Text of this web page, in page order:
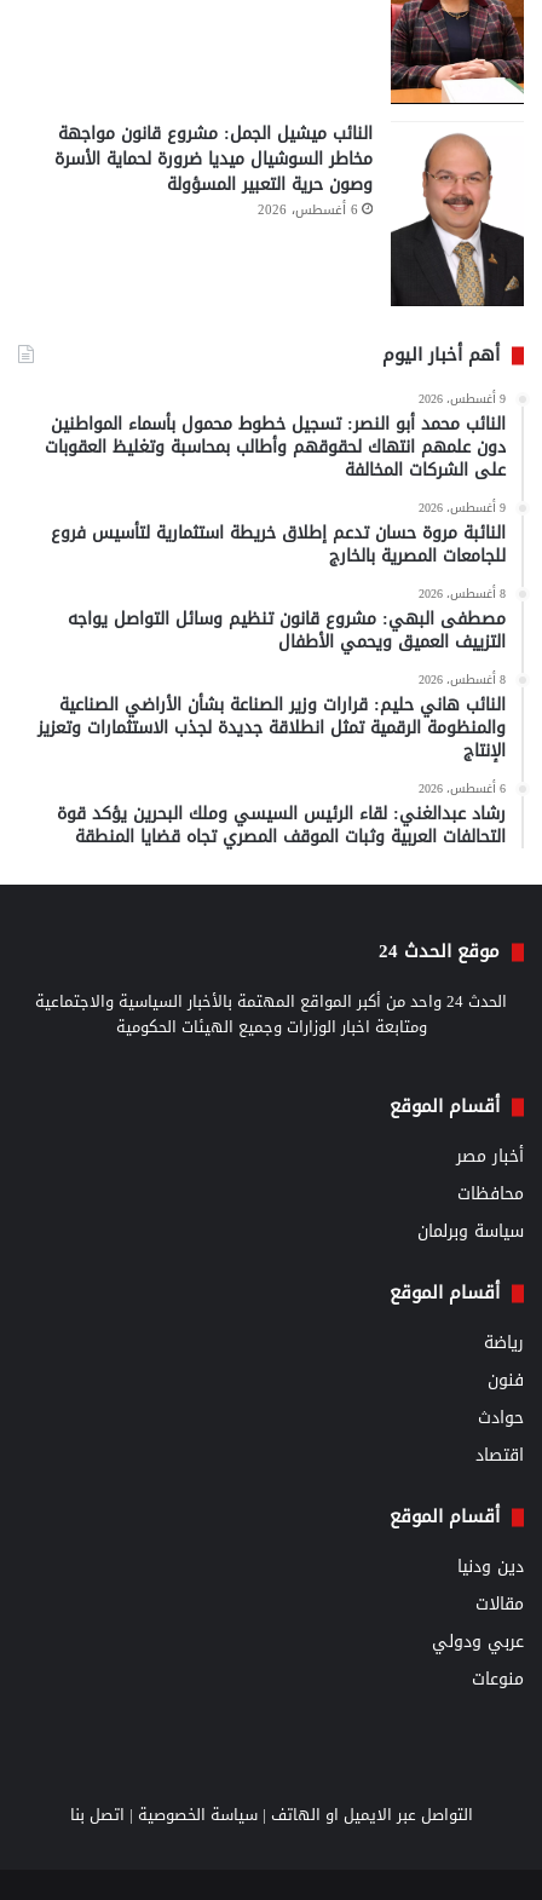
النائب ميشيل الجمل: مشروع قانون مواجهة
مخاطر السوشيال ميديا ضرورة لحماية الأسرة
وصون حرية التعبير المسؤولة
6 أغسطس، 2026
أهم أخبار اليوم
9 أغسطس، 2026
النائب محمد أبو النصر: تسجيل خطوط محمول بأسماء المواطنين
دون علمهم انتهاك لحقوقهم وأطالب بمحاسبة وتغليظ العقوبات
على الشركات المخالفة
9 أغسطس، 2026
النائبة مروة حسان تدعم إطلاق خريطة استثمارية لتأسيس فروع
للجامعات المصرية بالخارج
8 أغسطس، 2026
مصطفى البهي: مشروع قانون تنظيم وسائل التواصل يواجه
التزييف العميق ويحمي الأطفال
8 أغسطس، 2026
النائب هاني حليم: قرارات وزير الصناعة بشأن الأراضي الصناعية
والمنظومة الرقمية تمثل انطلاقة جديدة لجذب الاستثمارات وتعزيز
الإنتاج
6 أغسطس، 2026
رشاد عبدالغني: لقاء الرئيس السيسي وملك البحرين يؤكد قوة
التحالفات العربية وثبات الموقف المصري تجاه قضايا المنطقة
موقع الحدث 24
الحدث 24 واحد من أكبر المواقع المهتمة بالأخبار السياسية والاجتماعية
ومتابعة اخبار الوزارات وجميع الهيئات الحكومية
أقسام الموقع
أخبار مصر
محافظات
سياسة وبرلمان
أقسام الموقع
رياضة
فنون
حوادث
اقتصاد
أقسام الموقع
دين ودنيا
مقالات
عربي ودولي
منوعات
التواصل عبر الايميل او الهاتف |سياسة الخصوصية | اتصل بنا